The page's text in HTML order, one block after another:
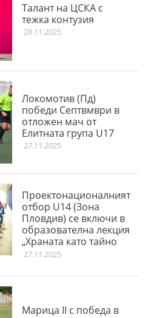
Талант на ЦСКА с
тежка контузия
28.11.2025
Локомотив (Пд)
победи Септвмври в
отложен мач от
Елитната група U17
27.11.2025
Проектонационалният
отбор U14 (Зона
Пловдив) се включи в
образователна лекция
„Храната като тайно
оръжие“
27.11.2025
Марица II с победа в